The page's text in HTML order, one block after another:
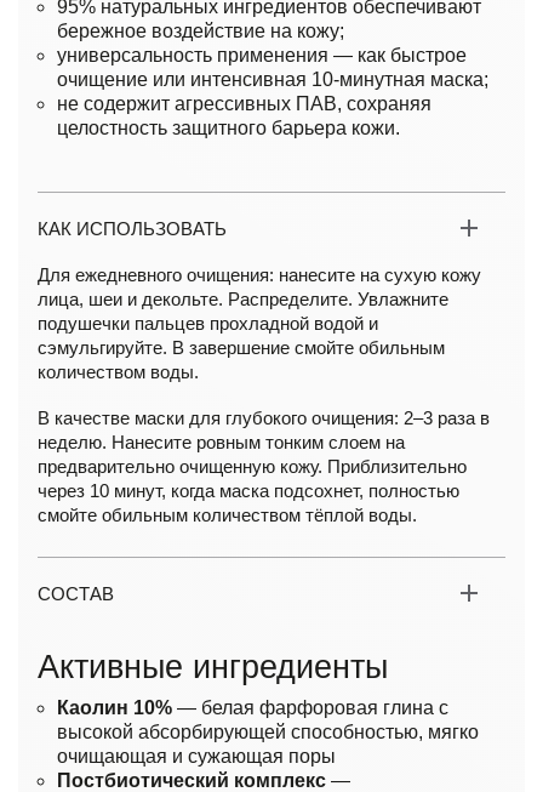
95% натуральных ингредиентов обеспечивают
бережное воздействие на кожу;
универсальность применения — как быстрое
очищение или интенсивная 10-минутная маска;
не содержит агрессивных ПАВ, сохраняя
целостность защитного барьера кожи.
КАК ИСПОЛЬЗОВАТЬ
Для ежедневного очищения: нанесите на сухую кожу
лица, шеи и декольте. Распределите. Увлажните
подушечки пальцев прохладной водой и
сэмульгируйте. В завершение смойте обильным
количеством воды.
В качестве маски для глубокого очищения: 2–3 раза в
неделю. Нанесите ровным тонким слоем на
предварительно очищенную кожу. Приблизительно
через 10 минут, когда маска подсохнет, полностью
смойте обильным количеством тёплой воды.
СОСТАВ
Активные ингредиенты
Каолин 10% — белая фарфоровая глина с
высокой абсорбирующей способностью, мягко
очищающая и сужающая поры
Постбиотический комплекс —